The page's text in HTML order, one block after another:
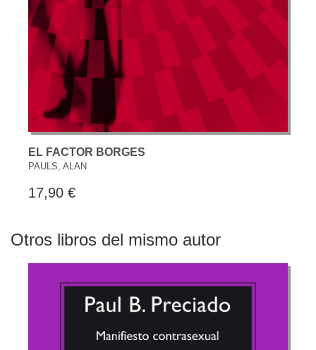
EL FACTOR BORGES
PAULS, ALAN
17,90 €
Otros libros del mismo autor